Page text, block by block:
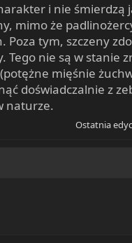
i nie śmierdzą
mimo że
Poza tym, szczeny
Tego nie są w stanie
mięśnie
doświadczalnie z
naturze.
Ostatnia